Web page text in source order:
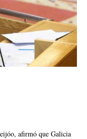
afirmó que Galicia